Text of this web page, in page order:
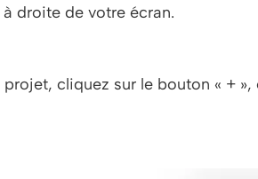
droite de votre écran.
cliquez sur le bouton « + »,